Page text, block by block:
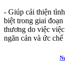
- Giúp cải thiện
biệt trong giai
thương do việc
ngăn cản và ức